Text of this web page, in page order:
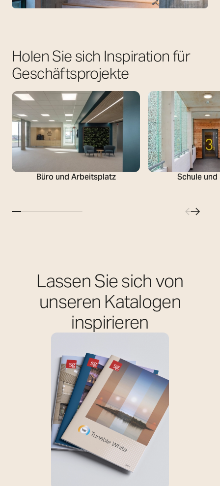
Holen Sie sich Inspiration für
Geschäftsprojekte
Büro und Arbeitsplatz Schule
Lassen Sie sich von
unseren Katalogen
inspirieren